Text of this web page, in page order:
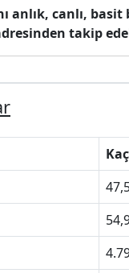
anlık, canlı,
takip